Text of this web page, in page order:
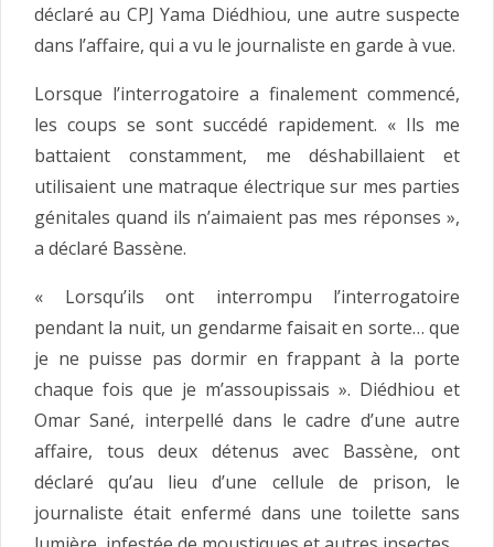
déclaré au CPJ Yama Diédhiou, une autre suspecte
dans l’affaire, qui a vu le journaliste en garde à vue.
Lorsque l’interrogatoire a finalement commencé,
les coups se sont succédé rapidement. « Ils me
battaient constamment, me déshabillaient et
utilisaient une matraque électrique sur mes parties
génitales quand ils n’aimaient pas mes réponses »,
a déclaré Bassène.
« Lorsqu’ils ont interrompu l’interrogatoire
pendant la nuit, un gendarme faisait en sorte… que
je ne puisse pas dormir en frappant à la porte
chaque fois que je m’assoupissais ». Diédhiou et
Omar Sané, interpellé dans le cadre d’une autre
affaire, tous deux détenus avec Bassène, ont
déclaré qu’au lieu d’une cellule de prison, le
journaliste était enfermé dans une toilette sans